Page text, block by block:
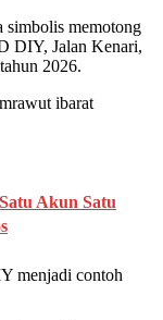
simbolis memotong
DIY, Jalan Kenari,
2026.
ibarat
Akun Satu
menjadi contoh